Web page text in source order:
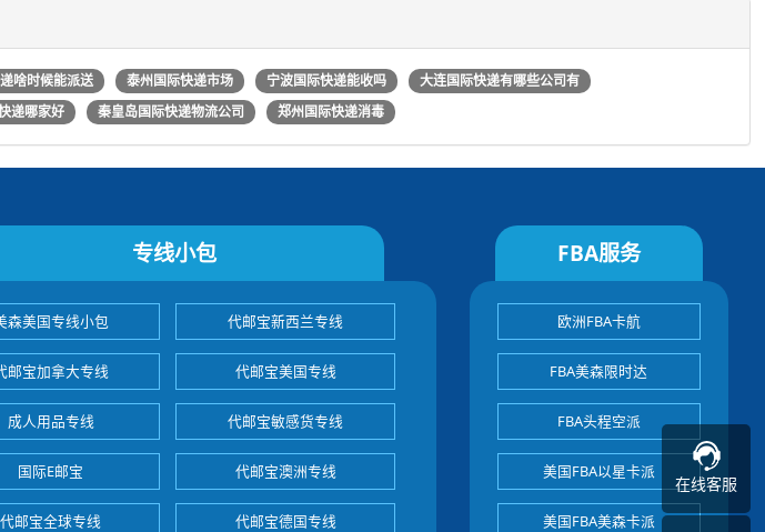
啥时候能派送 泰州国际快递市场 宁波国际快递能收吗
大连国际快递有哪些公司有
递哪家好 秦皇岛国际快递物流公司 郑州国际快递消毒
专线小包
森美国专线小包 代邮宝新西兰专线
邮宝加拿大专线 代邮宝美国专线
成人用品专线 代邮宝敏感货专线
国际E邮宝 代邮宝澳洲专线
代邮宝全球专线 代邮宝德国专线
FBA服务
欧洲FBA卡航
FBA美森限时达
FBA头程空派
美国FBA以星卡派
美国FBA美森卡派
在线客服